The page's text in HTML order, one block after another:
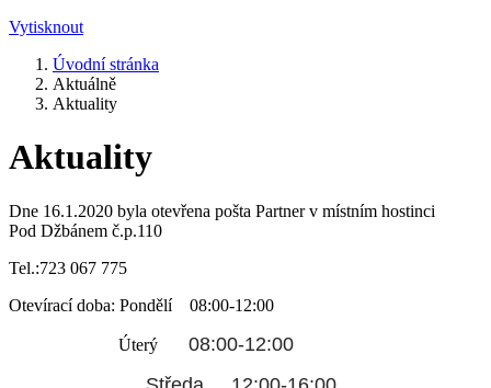
Vytisknout
Úvodní stránka
Aktuálně
Aktuality
Aktuality
Dne 16.1.2020 byla otevřena pošta Partner v místním hostinci
Pod Džbánem č.p.110
Tel.:723 067 775
Otevírací doba: Pondělí 08:00-12:00
Úterý 08:00-12:00